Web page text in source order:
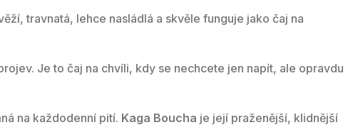
travnatá, lehce nasládlá a skvěle funguje jako čaj na
Je to čaj na chvíli, kdy se nechcete jen napít, ale opravdu
na každodenní pití. Kaga Boucha je její praženější, klidnější